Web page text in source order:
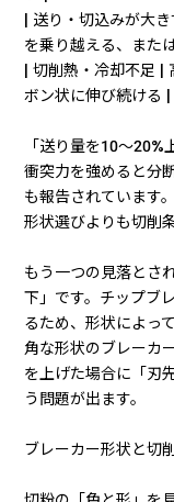
| 送り・切込みが大
を乗り越える、また
| 切削熱・冷却不足 |
ボン状に伸び続ける |
「送り量を10〜
衝突力を強めると分
も報告されています
形状選びよりも切削
もう一つの見落とさ
下」です。チップブ
るため、形状によっ
角な形状のブレーカ
を上げた場合に「刃
う問題が出ます。
ブレーカー形状と切